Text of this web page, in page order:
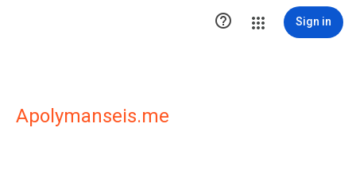
 Sign in
Apolymanseis.me